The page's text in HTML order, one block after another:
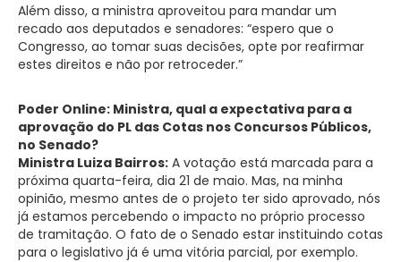
Além disso, a ministra aproveitou para mandar um
recado aos deputados e senadores: “espero que o
Congresso, ao tomar suas decisões, opte por reafirmar
estes direitos e não por retroceder.”
Poder Online: Ministra, qual a expectativa para a
aprovação do PL das Cotas nos Concursos Públicos,
no Senado?
Ministra Luiza Bairros: A votação está marcada para a
próxima quarta-feira, dia 21 de maio. Mas, na minha
opinião, mesmo antes de o projeto ter sido aprovado, nós
já estamos percebendo o impacto no próprio processo
de tramitação. O fato de o Senado estar instituindo cotas
para o legislativo já é uma vitória parcial, por exemplo.